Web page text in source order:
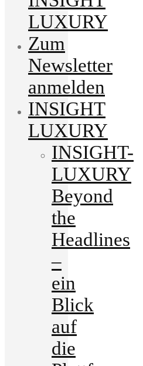
LUXURY
Zum
Newsletter
anmelden
INSIGHT
LUXURY
INSIGHT-
LUXURY
Beyond
the
Headlines
–
ein
Blick
auf
die